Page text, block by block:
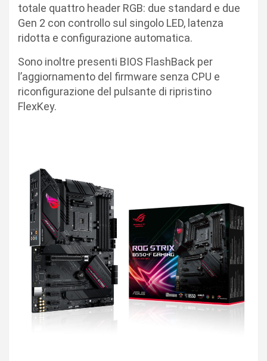
totale quattro header RGB: due standard e due
Gen 2 con controllo sul singolo LED, latenza
ridotta e configurazione automatica.
Sono inoltre presenti BIOS FlashBack per
l’aggiornamento del firmware senza CPU e
riconfigurazione del pulsante di ripristino
FlexKey.